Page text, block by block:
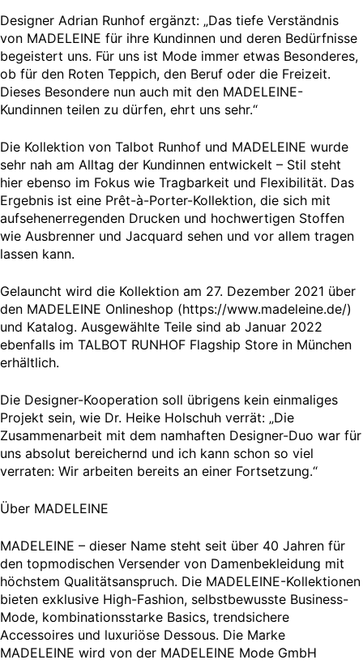
Designer Adrian Runhof ergänzt: „Das tiefe Verständnis
von MADELEINE für ihre Kundinnen und deren Bedürfnisse
begeistert uns. Für uns ist Mode immer etwas Besonderes,
ob für den Roten Teppich, den Beruf oder die Freizeit.
Dieses Besondere nun auch mit den MADELEINE-
Kundinnen teilen zu dürfen, ehrt uns sehr.“
Die Kollektion von Talbot Runhof und MADELEINE wurde
sehr nah am Alltag der Kundinnen entwickelt – Stil steht
hier ebenso im Fokus wie Tragbarkeit und Flexibilität. Das
Ergebnis ist eine Prêt-à-Porter-Kollektion, die sich mit
aufsehenerregenden Drucken und hochwertigen Stoffen
wie Ausbrenner und Jacquard sehen und vor allem tragen
lassen kann.
Gelauncht wird die Kollektion am 27. Dezember 2021 über
den MADELEINE Onlineshop (https://www.madeleine.de/)
und Katalog. Ausgewählte Teile sind ab Januar 2022
ebenfalls im TALBOT RUNHOF Flagship Store in München
erhältlich.
Die Designer-Kooperation soll übrigens kein einmaliges
Projekt sein, wie Dr. Heike Holschuh verrät: „Die
Zusammenarbeit mit dem namhaften Designer-Duo war für
uns absolut bereichernd und ich kann schon so viel
verraten: Wir arbeiten bereits an einer Fortsetzung.“
Über MADELEINE
MADELEINE – dieser Name steht seit über 40 Jahren für
den topmodischen Versender von Damenbekleidung mit
höchstem Qualitätsanspruch. Die MADELEINE-Kollektionen
bieten exklusive High-Fashion, selbstbewusste Business-
Mode, kombinationsstarke Basics, trendsichere
Accessoires und luxuriöse Dessous. Die Marke
MADELEINE wird von der MADELEINE Mode GmbH